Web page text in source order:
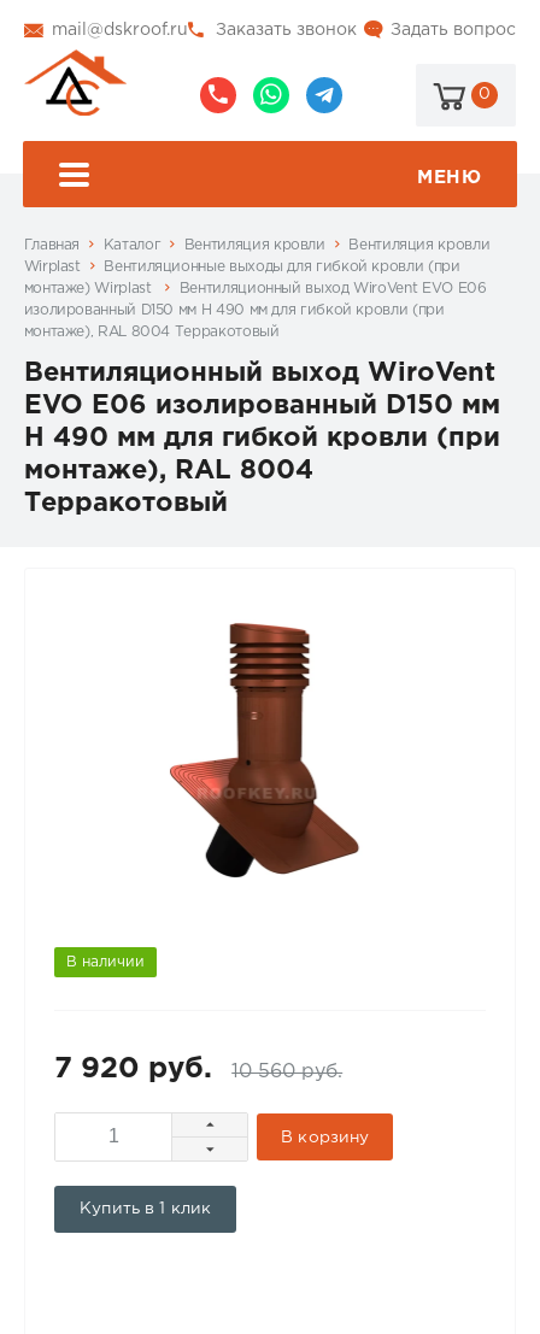
mail@dskroof.ru Задать вопрос
Заказать звонок
0
МЕНЮ
Главная Каталог Вентиляция кровли
Вентиляция кровли
Wirplast
Вентиляционные выходы для гибкой кровли (при
монтаже) Wirplast
Вентиляционный выход WiroVent EVO E06
изолированный D150 мм Н 490 мм для гибкой кровли (при
монтаже), RAL 8004 Терракотовый
Вентиляционный выход WiroVent
EVO E06 изолированный D150 мм
Н 490 мм для гибкой кровли (при
монтаже), RAL 8004
Терракотовый
В наличии
7 920 руб. 10 560 руб.
В корзину
Купить в 1 клик